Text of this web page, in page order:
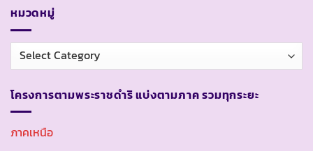
หมวดหมู่
หมวด
หมู่
โครงการตามพระราชดำริ แบ่งตามภาค รวมทุกระยะ
ภาคเหนือ